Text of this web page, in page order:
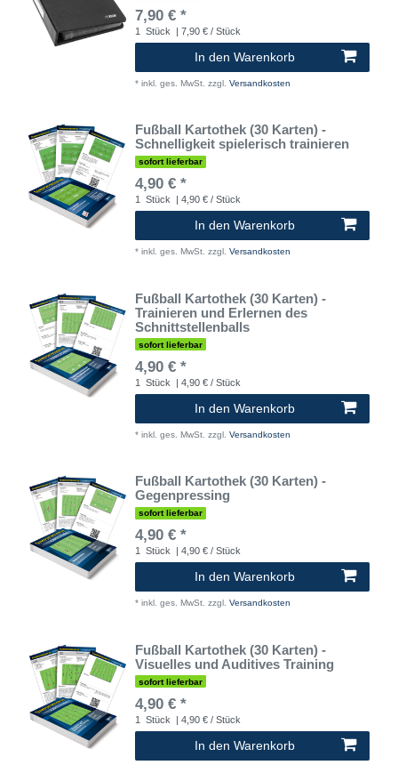
7,90 € *
1 Stück | 7,90 € / Stück
In den Warenkorb
* inkl. ges. MwSt. zzgl. Versandkosten
Fußball Kartothek (30 Karten) -
Schnelligkeit spielerisch trainieren
sofort lieferbar
4,90 € *
1 Stück | 4,90 € / Stück
In den Warenkorb
* inkl. ges. MwSt. zzgl. Versandkosten
Fußball Kartothek (30 Karten) -
Trainieren und Erlernen des
Schnittstellenballs
sofort lieferbar
4,90 € *
1 Stück | 4,90 € / Stück
In den Warenkorb
* inkl. ges. MwSt. zzgl. Versandkosten
Fußball Kartothek (30 Karten) -
Gegenpressing
sofort lieferbar
4,90 € *
1 Stück | 4,90 € / Stück
In den Warenkorb
* inkl. ges. MwSt. zzgl. Versandkosten
Fußball Kartothek (30 Karten) -
Visuelles und Auditives Training
sofort lieferbar
4,90 € *
1 Stück | 4,90 € / Stück
In den Warenkorb